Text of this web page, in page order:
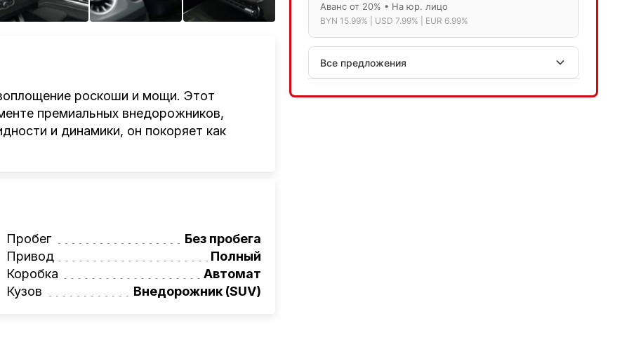
роскоши и мощи. Этот
премиальных внедорожников,
и динамики, он покоряет как
передач гарантирует впечатляющую
любых дорожных условиях. 2026 год
созданный с применением
выразительные линии дизайна и
Это авто олицетворяет уверенность и
Пробег
Без пробега
Привод
Полный
Коробка
Автомат
Кузов
Внедорожник (SUV)
Аванс от 20% • На юр. лицо
BYN 15.99% | USD 7.99% | EUR 6.99%
Все предложения
АСБ лизинг